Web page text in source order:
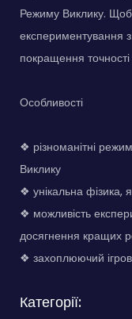
Режиму Виклику. Щоб
експериментування
покращення
Особливості
❖ різноманітні
Виклику
❖ унікальна фізика,
❖ можливість
досягнення кращих
❖ захоплюючий
Категорії: